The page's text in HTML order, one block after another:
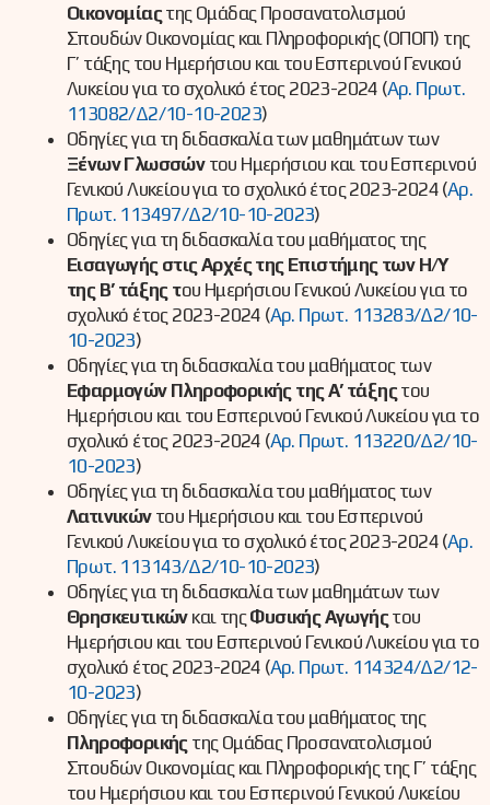
Οικονομίας της Ομάδας Προσανατολισμού
Σπουδών Οικονομίας και Πληροφορικής (ΟΠΟΠ) της
Γ’ τάξης του Ημερήσιου και του Εσπερινού Γενικού
Λυκείου για το σχολικό έτος 2023-2024 (Αρ. Πρωτ.
113082/Δ2/10-10-2023)
Οδηγίες για τη διδασκαλία των μαθημάτων των
Ξένων Γλωσσώντου Ημερήσιου και του Εσπερινού
Γενικού Λυκείου για το σχολικό έτος 2023-2024 (Αρ.
Πρωτ. 113497/Δ2/10-10-2023)
Οδηγίες για τη διδασκαλία του μαθήματος της
Εισαγωγής στις Αρχές της Επιστήμης των Η/Υ
της Β’ τάξης του Ημερήσιου Γενικού Λυκείου για το
σχολικό έτος 2023-2024 (Αρ. Πρωτ. 113283/Δ2/10-
10-2023)
Οδηγίες για τη διδασκαλία του μαθήματος των
Εφαρμογών Πληροφορικής της Α’ τάξης του
Ημερήσιου και του Εσπερινού Γενικού Λυκείου για το
σχολικό έτος 2023-2024 (Αρ. Πρωτ. 113220/Δ2/10-
10-2023)
Οδηγίες για τη διδασκαλία του μαθήματος των
Λατινικώντου Ημερήσιου και του Εσπερινού
Γενικού Λυκείου για το σχολικό έτος 2023-2024 (Αρ.
Πρωτ. 113143/Δ2/10-10-2023)
Οδηγίες για τη διδασκαλία των μαθημάτων των
Θρησκευτικώνκαι τηςΦυσικής Αγωγής του
Ημερήσιου και του Εσπερινού Γενικού Λυκείου για το
σχολικό έτος 2023-2024 (Αρ. Πρωτ. 114324/Δ2/12-
10-2023)
Οδηγίες για τη διδασκαλία του μαθήματος της
Πληροφορικής της Ομάδας Προσανατολισμού
Σπουδών Οικονομίας και Πληροφορικής της Γ’ τάξης
του Ημερήσιου και του Εσπερινού Γενικού Λυκείου